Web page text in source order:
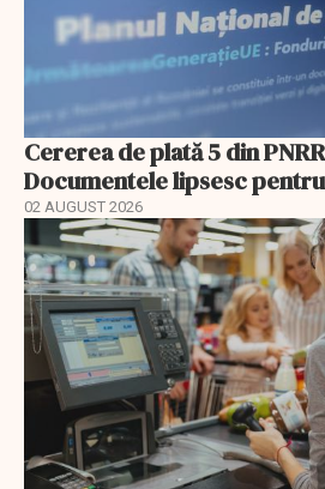
Cererea de plată 5 din
Documentele lipsesc pentru
02 AUGUST 2026